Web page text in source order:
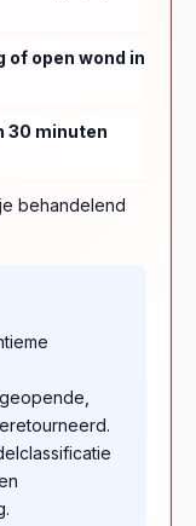
open wond in
30 minuten
behandelend